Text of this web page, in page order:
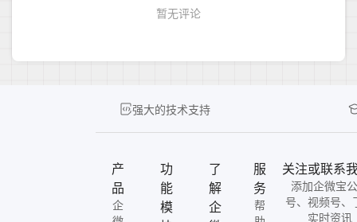
强大的技术支持
产
品
企
功
能
模
了
解
企
服
务
帮
关注或联系
添加企微宝
号、视频号、
实时资讯